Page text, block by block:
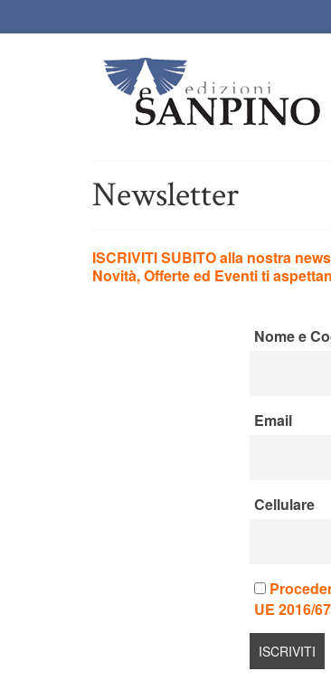
Newsletter
ISCRIVITI SUBITO alla nostra
Novità, Offerte ed Eventi ti
Nome e
Email
Cellulare
UE 2016/